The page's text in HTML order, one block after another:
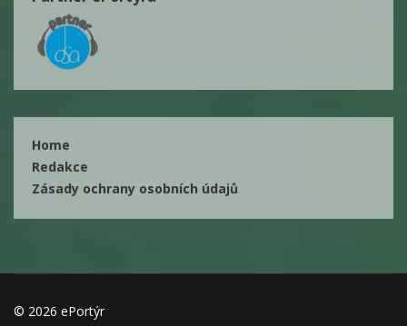
Home
Redakce
Zásady ochrany osobních údajů
© 2026 ePortýr